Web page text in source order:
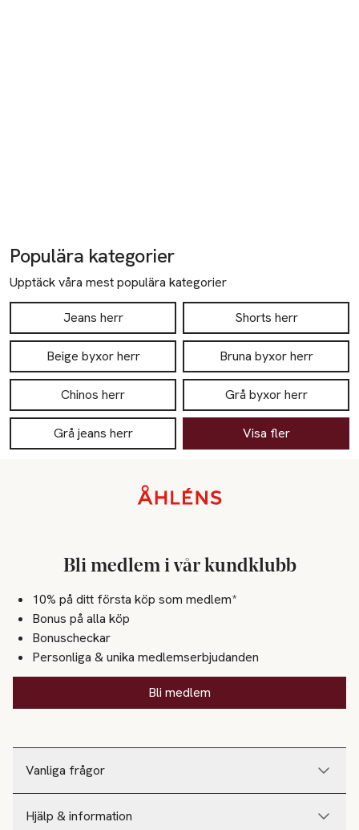
Populära kategorier
Upptäck våra mest populära kategorier
Jeans herr Shorts herr
Beige byxor herr Bruna byxor herr
Chinos herr Grå byxor herr
Grå jeans herr Visa fler
Vanliga frågor
Hjälp & information
Bli medlem i vår kundklubb
10% på ditt första köp som medlem*
Bonus på alla köp
Bonuscheckar
Personliga & unika medlemserbjudanden
Bli medlem